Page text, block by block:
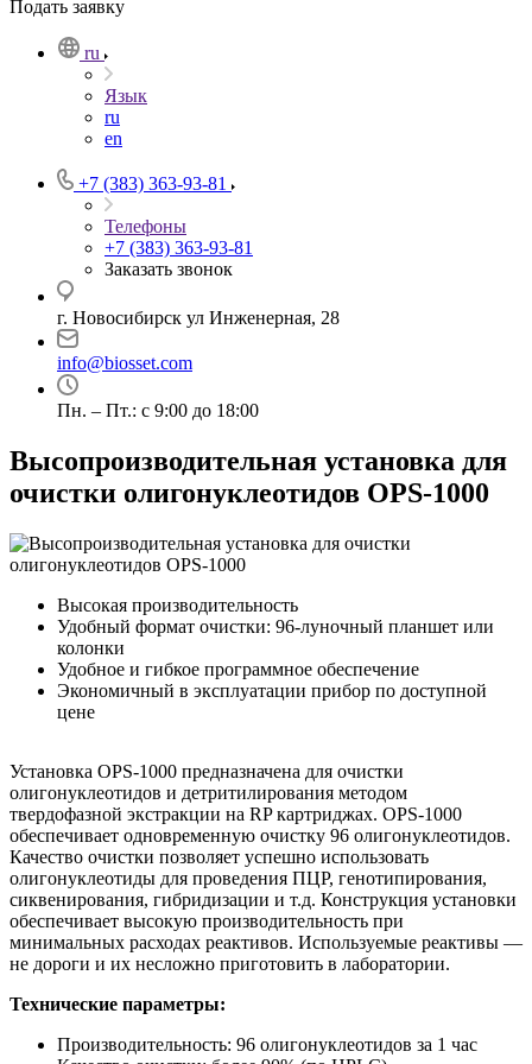
Подать заявку
ru
Язык
ru
en
+7 (383) 363-93-81
Телефоны
+7 (383) 363-93-81
Заказать звонок
г. Новосибирск ул Инженерная, 28
info@biosset.com
Пн. – Пт.: с 9:00 до 18:00
Высопроизводительная установка для
очистки олигонуклеотидов OPS-­1000
Высокая производительность
Удобный формат очистки: 96-луночный планшет или
колонки
Удобное и гибкое программное обеспечение
Экономичный в эксплуатации прибор по доступной
цене
Установка OPS-1000 предназначена для очистки
олигонуклеотидов и детритилирования методом
твердофазной экстракции на RP картриджах. OPS-1000
обеспечивает одновременную очистку 96 олигонуклеотидов.
Качество очистки позволяет успешно использовать
олигонуклеотиды для проведения ПЦР, генотипирования,
сиквенирования, гибридизации и т.д. Конструкция установки
обеспечивает высокую производительность при
минимальных расходах реактивов. Используемые реактивы —
не дороги и их несложно приготовить в лаборатории.
Технические параметры:
Производительность: 96 олигонуклеотидов за 1 час